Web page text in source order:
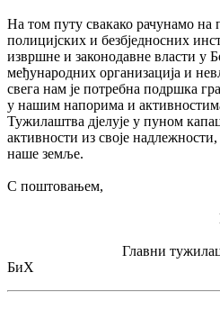
На том путу свакако рачунамо на
полицијских и безбједносних
извршне и законодавне власти у
међународних организација и
свега нам је потребна подршка
у нашим напорима и
Тужилаштва дјелује у пуном
активности из своје
наше земље.
С поштовањем,
Миланко
Главни тужилац
БиХ